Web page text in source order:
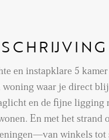
en instapklare 5 kamer
woning waar je direct
en de fijne ligging
En met het strand
winkels tot